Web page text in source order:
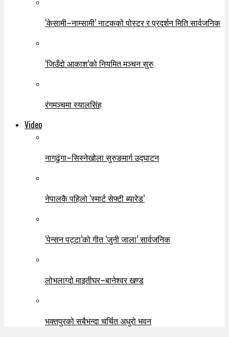
‘केसामी–नाम्सामी’ नाटकको पोस्टर र प्रदर्शन मिति सार्वजनिक
‘जिउँदो आकाश’को नियमित मञ्चन सुरु
रंगमञ्चमा स्यालसिंह
Video
नागढुंगा–सिस्नेखोला सुरुङमार्ग उद्घाटन
नेपालकै पहिलो ‘स्मार्ट सेफ्टी ब्यारेड’
‘पेन्सन पट्टा’को गीत ‘जुनी जाला’ सार्वजनिक
लोभलाग्दो माइतीघर–बानेश्वर खण्ड
भक्तपुरको सबैभन्दा चर्चित अधुरो भवन